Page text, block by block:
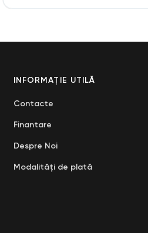
INFORMAȚIE UTILĂ
Contacte
Finantare
Despre Noi
Modalități de plată